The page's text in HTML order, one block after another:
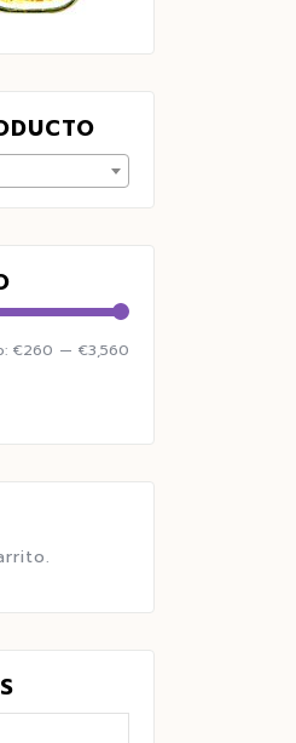
€260 — €3,560